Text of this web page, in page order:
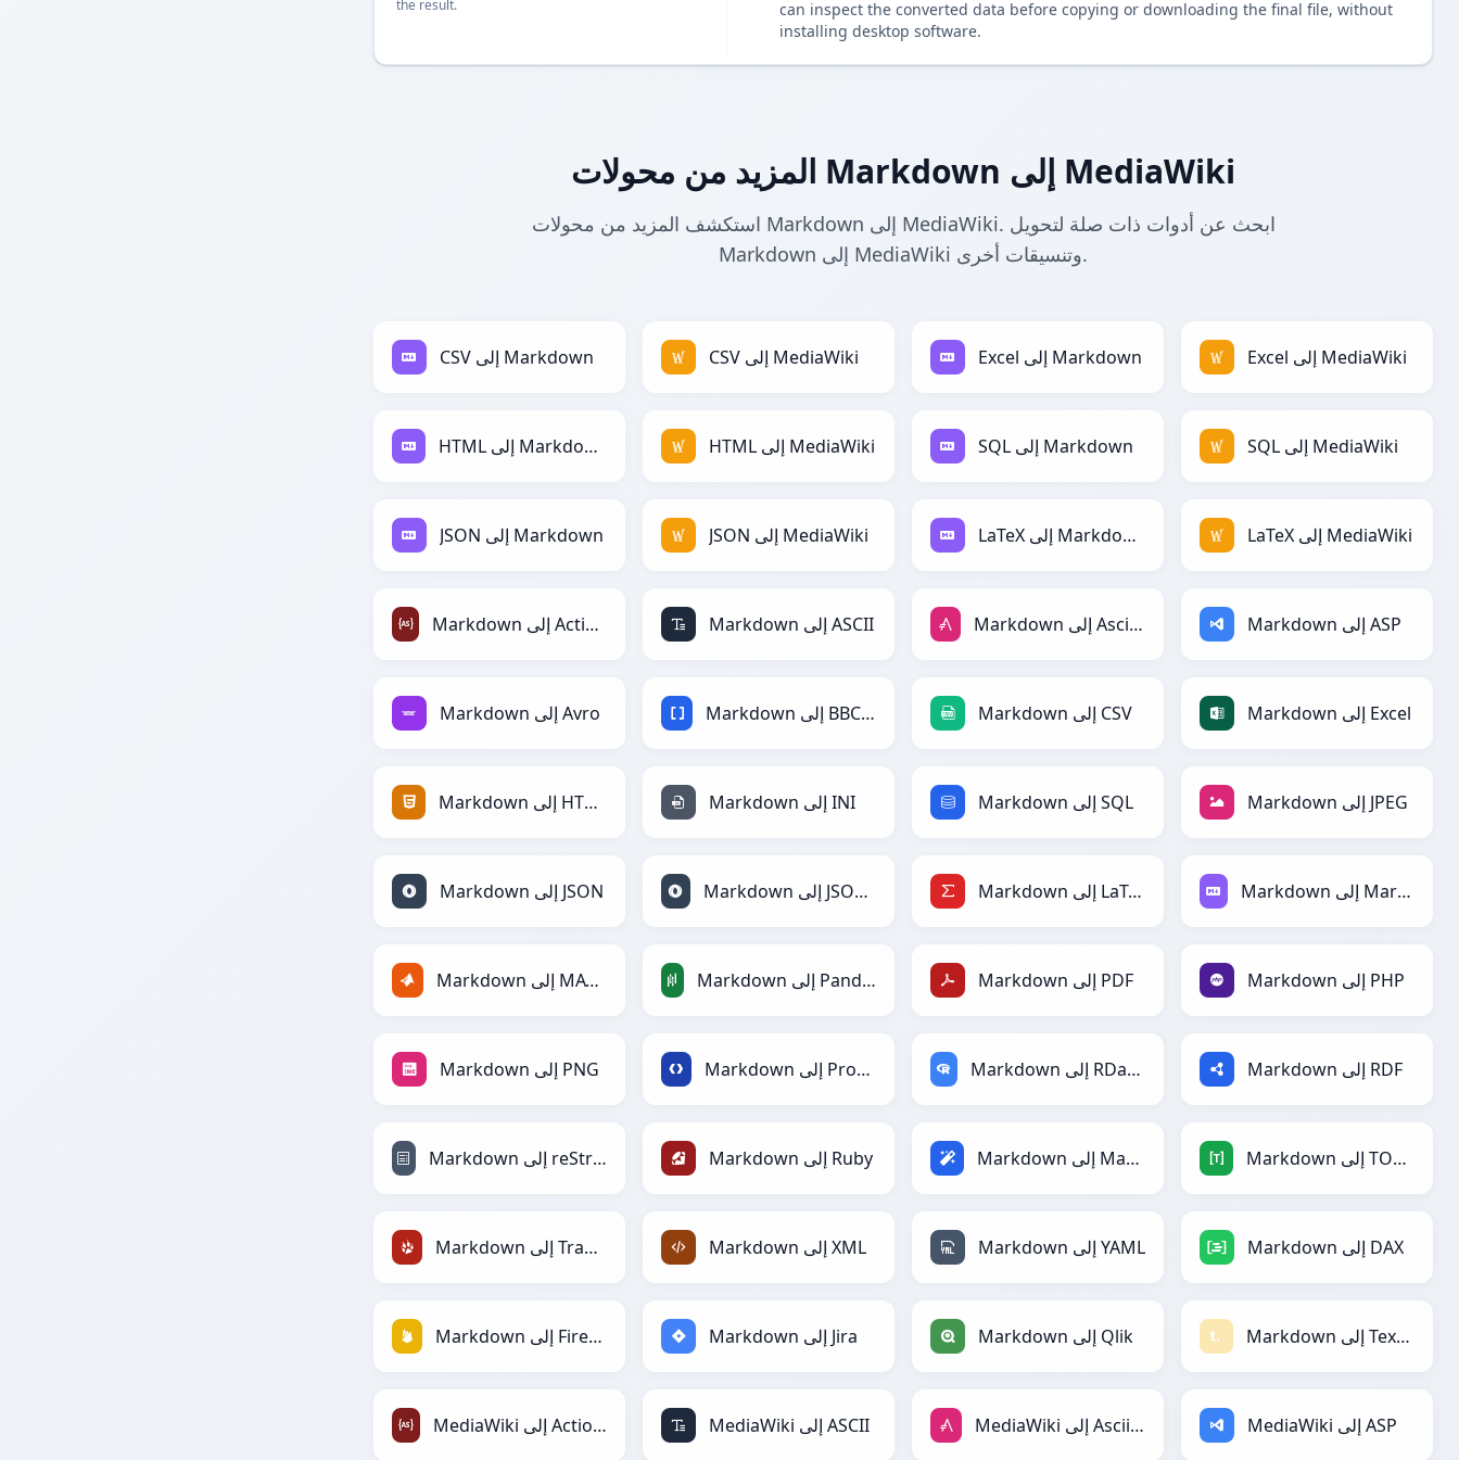
the result.
can inspect the converted data before copying or downloading the final file, without
installing desktop software.
المزيد من محولات Markdown إلى MediaWiki
استكشف المزيد من محولات Markdown إلى MediaWiki. ابحث عن أدوات ذات صلة لتحويل
Markdown إلى MediaWiki وتنسيقات أخرى.
CSV إلى Markdown CSV إلى MediaWiki Excel إلى Markdown Excel إلى MediaWiki
HTML إلى Markdown HTML إلى MediaWiki SQL إلى Markdown SQL إلى MediaWiki
JSON إلى Markdown JSON إلى MediaWiki LaTeX إلى Markdown LaTeX إلى MediaWiki
Markdown إلى ActionScript Markdown إلى ASCII Markdown إلى AsciiDoc Markdown إلى ASP
Markdown إلى Avro Markdown إلى BBCode Markdown إلى CSV Markdown إلى Excel
Markdown إلى HTML Markdown إلى INI Markdown إلى SQL Markdown إلى JPEG
Markdown إلى JSON Markdown إلى JSONLines Markdown إلى LaTeX Markdown إلى Markdown
Markdown إلى MATLAB Markdown إلى PandasDataFrame Markdown إلى PDF Markdown إلى PHP
Markdown إلى PNG Markdown إلى Protobuf Markdown إلى RDataFrame Markdown إلى RDF
Markdown إلى reStructuredText Markdown إلى Ruby Markdown إلى Magic Markdown إلى TOML
Markdown إلى TracWiki Markdown إلى XML Markdown إلى YAML Markdown إلى DAX
Markdown إلى Firebase Markdown إلى Jira Markdown إلى Qlik Markdown إلى Textile
MediaWiki إلى ActionScript MediaWiki إلى ASCII MediaWiki إلى AsciiDoc MediaWiki إلى ASP